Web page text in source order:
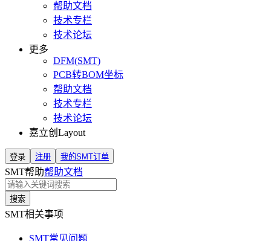
帮助文档
技术专栏
技术论坛
更多
DFM(SMT)
PCB转BOM坐标
帮助文档
技术专栏
技术论坛
嘉立创Layout
登录 注册 我的SMT订单
SMT帮助帮助文档
搜索
SMT相关事项
SMT常见问题